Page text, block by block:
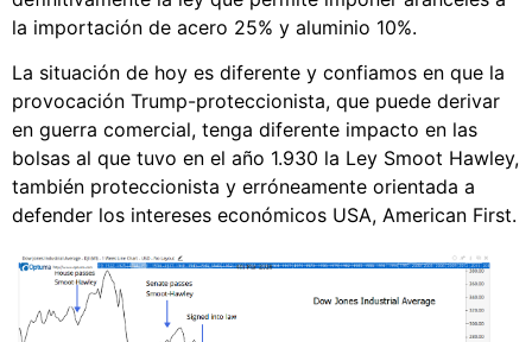
la importación de acero 25% y aluminio 10%.
La situación de hoy es diferente y confiamos en que la
provocación Trump-proteccionista, que puede derivar
en guerra comercial, tenga diferente impacto en las
bolsas al que tuvo en el año 1.930 la Ley Smoot Hawley,
también proteccionista y erróneamente orientada a
defender los intereses económicos USA, American First.